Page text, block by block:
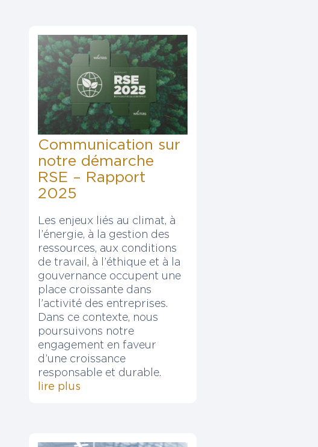
Communication sur
notre démarche
RSE – Rapport
2025
Les enjeux liés au climat, à
l’énergie, à la gestion des
ressources, aux conditions
de travail, à l’éthique et à la
gouvernance occupent une
place croissante dans
l’activité des entreprises.
Dans ce contexte, nous
poursuivons notre
engagement en faveur
d’une croissance
responsable et durable.
lire plus